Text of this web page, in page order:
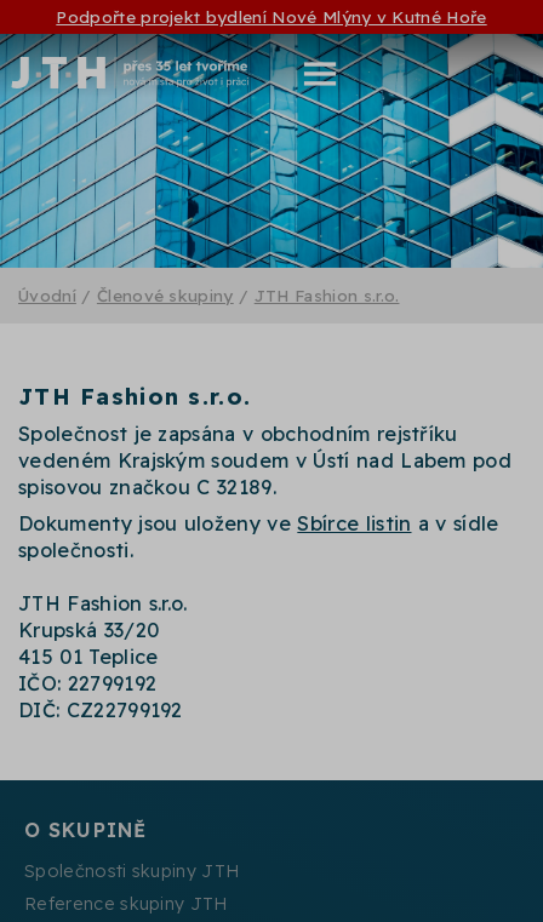
Podpořte projekt bydlení Nové Mlýny v Kutné Hoře
Úvodní / Členové skupiny / JTH Fashion s.r.o.
JTH Fashion s.r.o.
Společnost je zapsána v obchodním rejstříku
vedeném Krajským soudem v Ústí nad Labem pod
spisovou značkou C 32189.
Dokumenty jsou uloženy veSbírce listin a v sídle
společnosti.
JTH Fashion s.r.o.
Krupská 33/20
415 01 Teplice
IČO: 22799192
DIČ: CZ22799192
O SKUPINĚ
Společnosti skupiny JTH
Reference skupiny JTH